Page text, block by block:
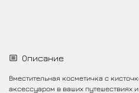
Описание
Вместительная косметичка с
аксессуаром в ваших путешествиях